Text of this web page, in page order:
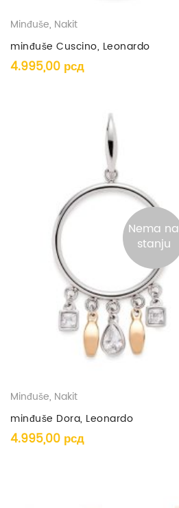
Minđuše, Nakit
minđuše Cuscino, Leonardo
4.995,00 рсд
Nema na
stanju
Minđuše, Nakit
minđuše Dora, Leonardo
4.995,00 рсд